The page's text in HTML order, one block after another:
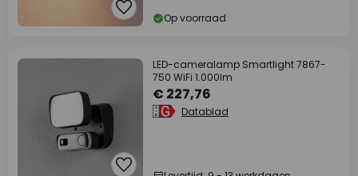
Op voorraad
LED-cameralamp Smartlight 7867-
750 WiFi 1.000lm
€ 227,76
Datablad